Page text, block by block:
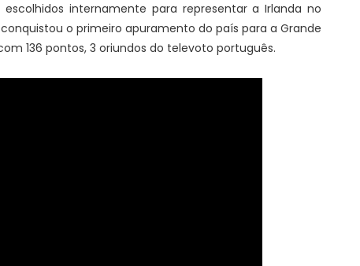
internamente para representar a Irlanda no
conquistou o primeiro apuramento do país para a Grande
136 pontos, 3 oriundos do televoto português.